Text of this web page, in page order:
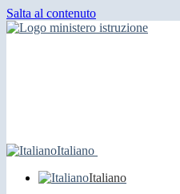
Salta al contenuto
Italiano
Italiano